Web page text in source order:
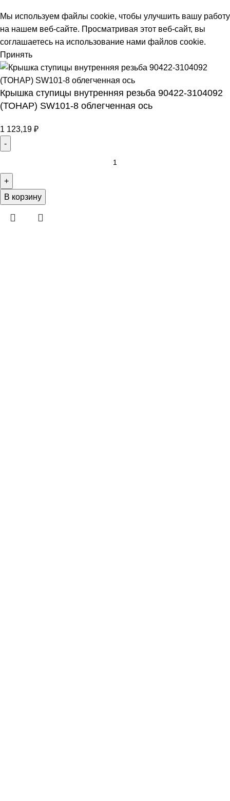
Мы используем файлы cookie, чтобы улучшить вашу работу
на нашем веб-сайте. Просматривая этот веб-сайт, вы
соглашаетесь на использование нами файлов cookie.
Принять
Крышка ступицы внутренняя резьба 90422-3104092
(ТОНАР) SW101-8 облегченная ось
1 123,19 ₽
В корзину